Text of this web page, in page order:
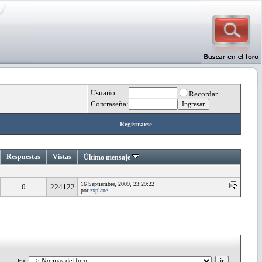
Usuario:
Recordar
Contraseña:
Registrarse
Respuestas Vistas Último mensaje
0 224122
16 Septiembre, 2009, 23:29:22
porzxplane